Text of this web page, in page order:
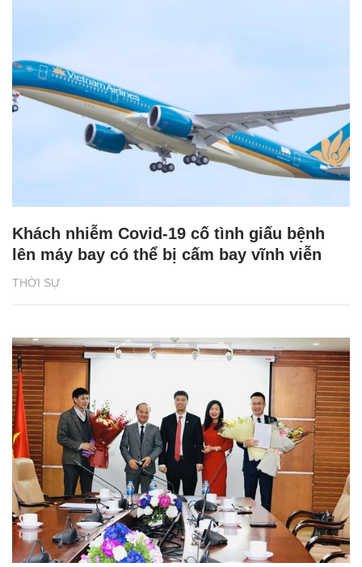
THỜI SỰ
Khách nhiễm Covid-19 cố tình giấu bệnh
lên máy bay có thể bị cấm bay vĩnh viễn